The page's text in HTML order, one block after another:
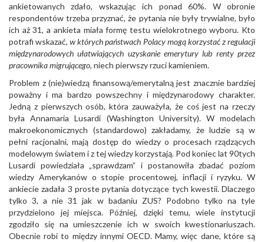
ankietowanych zdało, wskazując ich ponad 60%. W obronie
respondentów trzeba przyznać, że pytania nie były trywialne, było
ich aż 31, a ankieta miała formę testu wielokrotnego wyboru. Kto
potrafi wskazać,w których państwach Polacy mogą korzystać z regulacji
międzynarodowych ułatwiających uzyskanie emerytury lub renty przez
pracownika migrującego, niech pierwszy rzuci kamieniem.
Problem z (nie)wiedzą finansową/emerytalną jest znacznie bardziej
poważny i ma bardzo powszechny i międzynarodowy charakter.
Jedną z pierwszych osób, która zauważyła, że coś jest na rzeczy
była Annamaria Lusardi (Washington University). W modelach
makroekonomicznych (standardowo) zakładamy, że ludzie są w
pełni racjonalni, mają dostęp do wiedzy o procesach rządzących
modelowym światem i z tej wiedzy korzystają. Pod koniec lat 90tych
Lusardi powiedziała „sprawdzam” i postanowiła zbadać poziom
wiedzy Amerykanów o stopie procentowej, inflacji i ryzyku. W
ankiecie zadała 3 proste pytania dotyczące tych kwestii. Dlaczego
tylko 3, a nie 31 jak w badaniu ZUS? Podobno tylko na tyle
przydzielono jej miejsca. Później, dzięki temu, wiele instytucji
zgodziło się na umieszczenie ich w swoich kwestionariuszach.
Obecnie robi to między innymi OECD. Mamy, więc dane, które są